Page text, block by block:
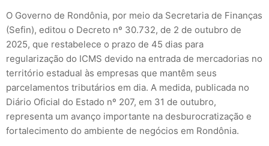
O Governo de Rondônia, por meio da Secretaria de Finanças
(Sefin), editou o Decreto nº 30.732, de 2 de outubro de
2025, que restabelece o prazo de 45 dias para
regularização do ICMS devido na entrada de mercadorias no
território estadual às empresas que mantêm seus
parcelamentos tributários em dia. A medida, publicada no
Diário Oficial do Estado nº 207, em 31 de outubro,
representa um avanço importante na desburocratização e
fortalecimento do ambiente de negócios em Rondônia.